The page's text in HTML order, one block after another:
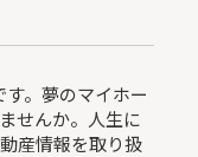
。夢のマイホー
せんか。人生に
産情報を取り扱